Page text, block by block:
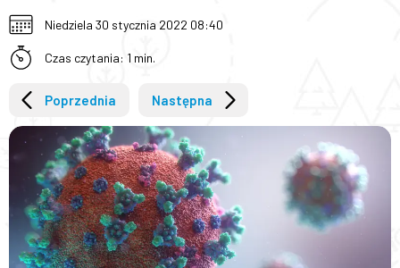
Niedziela 30 stycznia 2022 08:40
Czas czytania: 1 min.
Poprzednia Następna